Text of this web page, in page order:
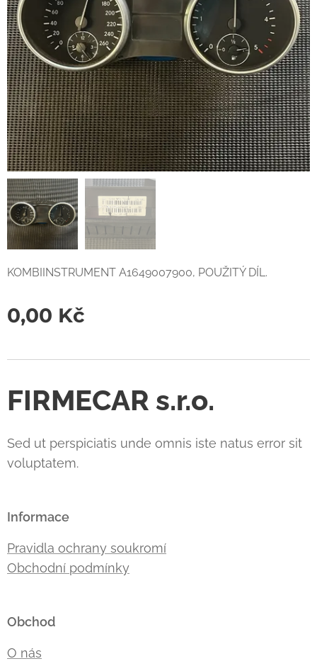
KOMBIINSTRUMENT A1649007900, POUŽITÝ DÍL.
0,00 Kč
FIRMECAR s.r.o.
Sed ut perspiciatis unde omnis iste natus error sit
voluptatem.
Informace
Pravidla ochrany soukromí
Obchodní podmínky
Obchod
O nás